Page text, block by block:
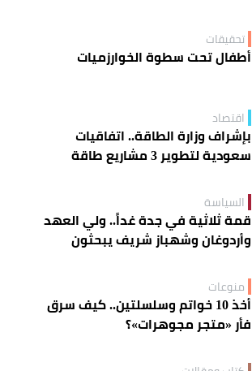
تحقيقات
أطفال تحت سطوة الخوارزميات
اقتصاد
بإشراف وزارة الطاقة.. اتفاقيات
سعودية لتطوير 3 مشاريع طاقة
السياسة
قمة ثلاثية في جدة غداً.. ولي العهد
وأردوغان وشهباز شريف يبحثون
منوعات
أخذ 10 خواتم وسلسلتين.. كيف سرق
فأر «متجر مجوهرات»؟